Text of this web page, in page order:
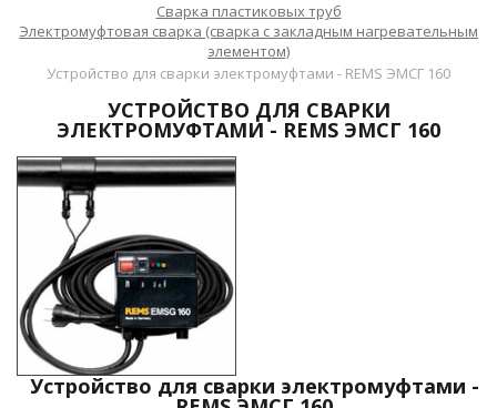
Сварка пластиковых труб
Электромуфтовая сварка (сварка с закладным нагревательным
элементом)
Устройство для сварки электромуфтами - REMS ЭМСГ 160
УСТРОЙСТВО ДЛЯ СВАРКИ
ЭЛЕКТРОМУФТАМИ - REMS ЭМСГ 160
Устройство для сварки электромуфтами -